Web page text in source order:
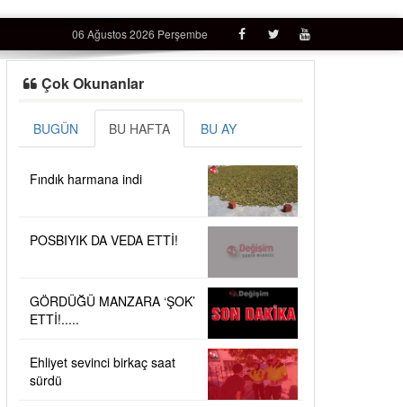
06 Ağustos 2026 Perşembe
Çok Okunanlar
BUGÜN BU HAFTA BU AY
Fındık harmana indi
POSBIYIK DA VEDA ETTİ!
GÖRDÜĞÜ MANZARA ‘ŞOK’
ETTİ!.....
Ehliyet sevinci birkaç saat
sürdü